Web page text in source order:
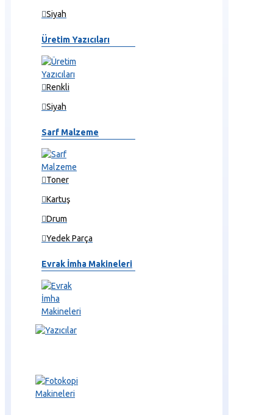
Siyah
Üretim Yazıcıları
Renkli
Siyah
Sarf Malzeme
Toner
Kartuş
Drum
Yedek Parça
Evrak İmha Makineleri